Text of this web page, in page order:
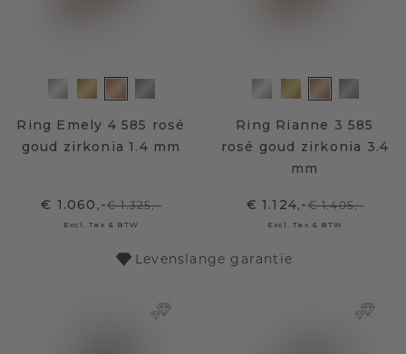
Ring Emely 4 585 rosé
goud zirkonia 1.4 mm
€ 1.060,-€ 1.325,-
Excl. Tax & BTW
Ring Rianne 3 585
rosé goud zirkonia 3.4
mm
€ 1.124,-€ 1.405,-
Excl. Tax & BTW
Levenslange garantie